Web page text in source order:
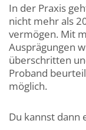
In der Praxis
nicht mehr als
vermögen. Mit
Ausprägungen
überschritten
Proband
möglich.
Du kannst dann